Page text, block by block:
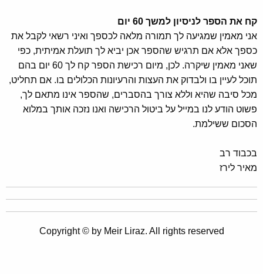
קח א ת הספר לניסיון למשך 60 יום
אני מאמין שמגיעה לך תמורה מלאה לכספך ואיני רשאי לקבל את
כספך אלא אם תרגיש שהספר אכן יביא לך תועלת אמיתית, כפי
שאני מאמין שיקרה. לכן, מיום רכישת הספר קח לך 60 יום בהם
תוכל לעיין בו ולבדוק את העצות והרעיונות הכלולים בו. אם תחליט,
מכל סיבה שהיא וללא צורך בהסברים, שהספר אינו מתאם לך,
פשוט הודע לנו במייל על ביטול הרכישה ואנו נזכה אותך במלוא
הסכום ששילמת.
בכבוד רב
מאיר לירז
Copyright © by Meir Liraz. All rights reserved